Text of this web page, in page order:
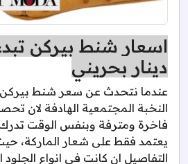
دينار بحريني
عندما نتحدث عن سعر شنط بيركن،
النخبة المجتمعية الهادفة لان
فاخرة ومترفة وبنفس الوقت تدرك
يعتمد فقط على شعار الماركة،
التفاصيل ان كانت في انواع الجلود